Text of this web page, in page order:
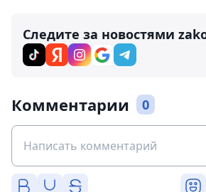
Следите за новостями
Комментарии 0